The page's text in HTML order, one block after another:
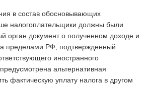
в состав обосновывающих
налогоплательщики должны были
орган документ о полученном доходе и
пределами РФ, подтвержденный
иностранного
альтернативная
фактическую уплату налога в другом